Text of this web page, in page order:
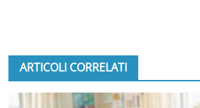
ARTICOLI CORRELATI